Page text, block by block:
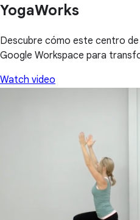
YogaWorks
Descubre cómo este centro
Google Workspace para
Watch video